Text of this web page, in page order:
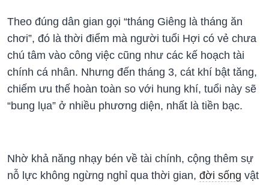
Theo đúng dân gian gọi “tháng Giêng là tháng ăn
chơi”, đó là thời điểm mà người tuổi Hợi có vẻ chưa
chú tâm vào công việc cũng như các kế hoạch tài
chính cá nhân. Nhưng đến tháng 3, cát khí bật tăng,
chiếm ưu thế hoàn toàn so với hung khí, tuổi này sẽ
“bung lụa” ở nhiều phương diện, nhất là tiền bạc.
Nhờ khả năng nhạy bén về tài chính, cộng thêm sự
nỗ lực không ngừng nghỉ qua thời gian, đời sống vật